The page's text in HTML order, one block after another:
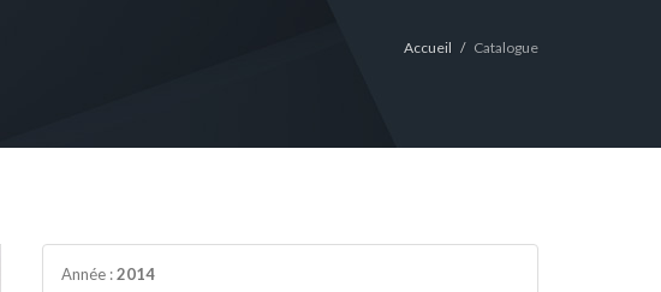
Accueil Catalogue
Année :2014